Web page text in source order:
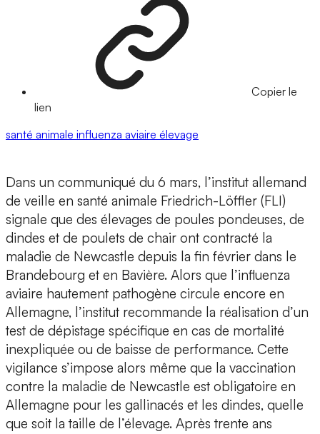
Copier le
lien
santé animale influenza aviaire élevage
Dans un communiqué du 6 mars, l’institut allemand
de veille en santé animale Friedrich-Löffler (FLI)
signale que des élevages de poules pondeuses, de
dindes et de poulets de chair ont contracté la
maladie de Newcastle depuis la fin février dans le
Brandebourg et en Bavière. Alors que l’influenza
aviaire hautement pathogène circule encore en
Allemagne, l’institut recommande la réalisation d’un
test de dépistage spécifique en cas de mortalité
inexpliquée ou de baisse de performance. Cette
vigilance s’impose alors même que la vaccination
contre la maladie de Newcastle est obligatoire en
Allemagne pour les gallinacés et les dindes, quelle
que soit la taille de l’élevage. Après trente ans